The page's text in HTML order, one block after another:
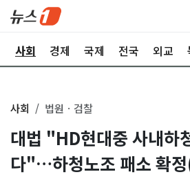
사회 경제 국제 전국 외교
사회 법원ㆍ검찰
대법 "HD현대중 사내하
다"…하청노조 패소 확